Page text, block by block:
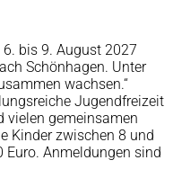
bis 9. August 2027
Schönhagen. Unter
wachsen.“
Jugendfreizeit
vielen gemeinsamen
Kinder zwischen 8 und
Euro. Anmeldungen sind